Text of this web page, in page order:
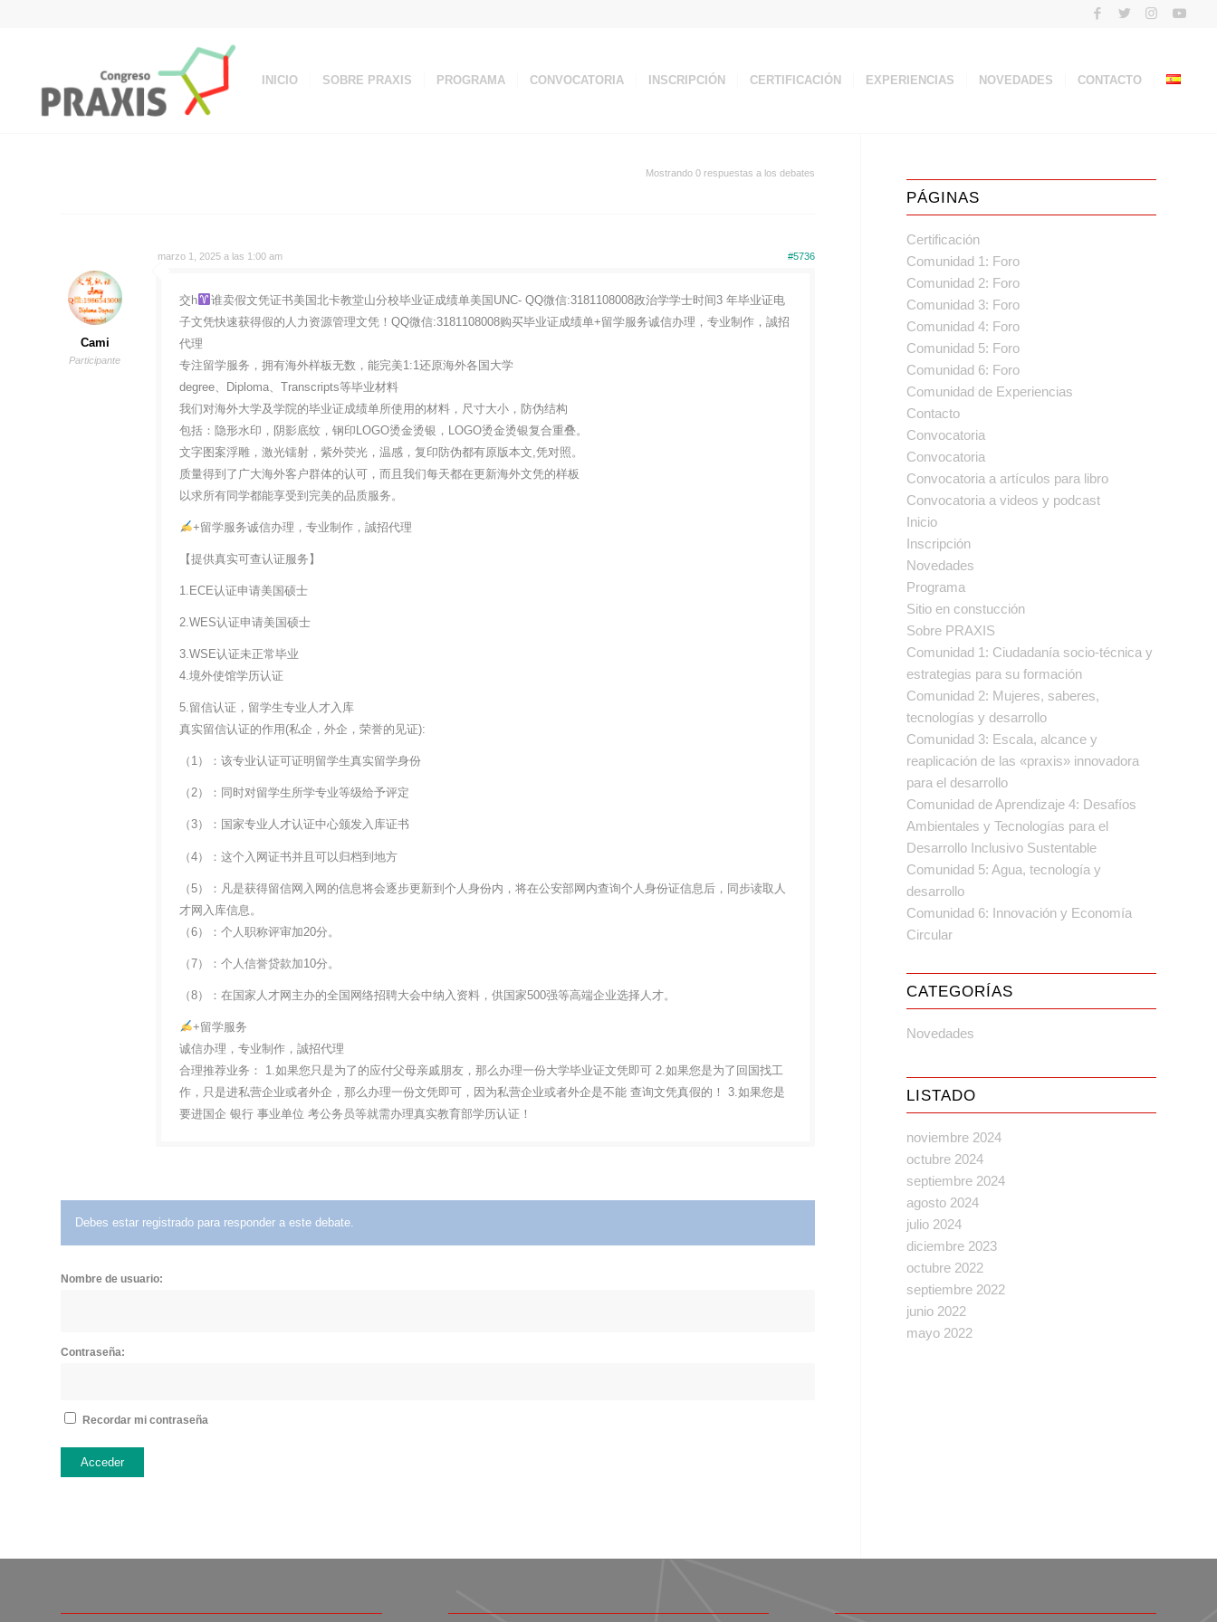
INICIO SOBRE PRAXIS PROGRAMA CONVOCATORIA INSCRIPCIÓN CERTIFICACIÓN EXPERIENCIAS NOVEDADES CONTACTO
Mostrando 0 respuestas a los debates
marzo 1, 2025 a las 1:00 am #5736
Cami
Participante
交h
谁卖假文凭证书美国北卡教堂山分校毕业证成绩单美国UNC- QQ微信:3181108008政治学学士时间3 年毕业证电
子文凭快速获得假的人力资源管理文凭！QQ微信:3181108008购买毕业证成绩单+留学服务诚信办理，专业制作，誠招
代理
专注留学服务，拥有海外样板无数，能完美1:1还原海外各国大学
degree、Diploma、Transcripts等毕业材料
我们对海外大学及学院的毕业证成绩单所使用的材料，尺寸大小，防伪结构
包括：隐形水印，阴影底纹，钢印LOGO烫金烫银，LOGO烫金烫银复合重叠。
文字图案浮雕，激光镭射，紫外荧光，温感，复印防伪都有原版本文,凭对照。
质量得到了广大海外客户群体的认可，而且我们每天都在更新海外文凭的样板
以求所有同学都能享受到完美的品质服务。
+留学服务诚信办理，专业制作，誠招代理
【提供真实可查认证服务】
1.ECE认证申请美国硕士
2.WES认证申请美国硕士
3.WSE认证未正常毕业
4.境外使馆学历认证
5.留信认证，留学生专业人才入库
真实留信认证的作用(私企，外企，荣誉的见证):
（1）：该专业认证可证明留学生真实留学身份
（2）：同时对留学生所学专业等级给予评定
（3）：国家专业人才认证中心颁发入库证书
（4）：这个入网证书并且可以归档到地方
（5）：凡是获得留信网入网的信息将会逐步更新到个人身份内，将在公安部网内查询个人身份证信息后，同步读取人
才网入库信息。
（6）：个人职称评审加20分。
（7）：个人信誉贷款加10分。
（8）：在国家人才网主办的全国网络招聘大会中纳入资料，供国家500强等高端企业选择人才。
+留学服务
诚信办理，专业制作，誠招代理
合理推荐业务： 1.如果您只是为了的应付父母亲戚朋友，那么办理一份大学毕业证文凭即可 2.如果您是为了回国找工
作，只是进私营企业或者外企，那么办理一份文凭即可，因为私营企业或者外企是不能 查询文凭真假的！ 3.如果您是
要进国企 银行 事业单位 考公务员等就需办理真实教育部学历认证！
Debes estar registrado para responder a este debate.
Nombre de usuario:
Contraseña:
Recordar mi contraseña
Acceder
PÁGINAS
Certificación
Comunidad 1: Foro
Comunidad 2: Foro
Comunidad 3: Foro
Comunidad 4: Foro
Comunidad 5: Foro
Comunidad 6: Foro
Comunidad de Experiencias
Contacto
Convocatoria
Convocatoria
Convocatoria a artículos para libro
Convocatoria a videos y podcast
Inicio
Inscripción
Novedades
Programa
Sitio en constucción
Sobre PRAXIS
Comunidad 1: Ciudadanía socio-técnica y
estrategias para su formación
Comunidad 2: Mujeres, saberes,
tecnologías y desarrollo
Comunidad 3: Escala, alcance y
reaplicación de las «praxis» innovadora
para el desarrollo
Comunidad de Aprendizaje 4: Desafíos
Ambientales y Tecnologías para el
Desarrollo Inclusivo Sustentable
Comunidad 5: Agua, tecnología y
desarrollo
Comunidad 6: Innovación y Economía
Circular
CATEGORÍAS
Novedades
LISTADO
noviembre 2024
octubre 2024
septiembre 2024
agosto 2024
julio 2024
diciembre 2023
octubre 2022
septiembre 2022
junio 2022
mayo 2022